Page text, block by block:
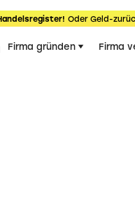
Oder Geld-
Firma gründen Firma